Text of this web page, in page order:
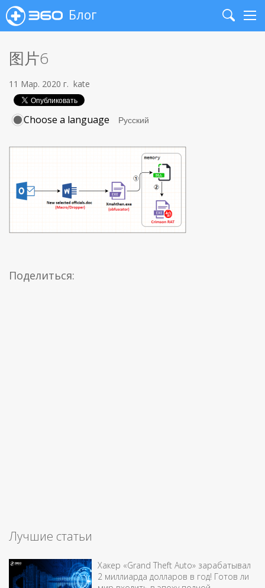
Блог
Search
图片6
11 Мар. 2020 г. kate
Choose a language
Поделиться:
Лучшие статьи
Хакер «Grand Theft Auto» зарабатывал
2 миллиарда долларов в год! Готов ли